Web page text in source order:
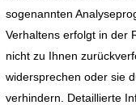
sogenannten
Verhaltens erfolgt in der
nicht zu Ihnen
widersprechen oder sie
verhindern. Detaillierte